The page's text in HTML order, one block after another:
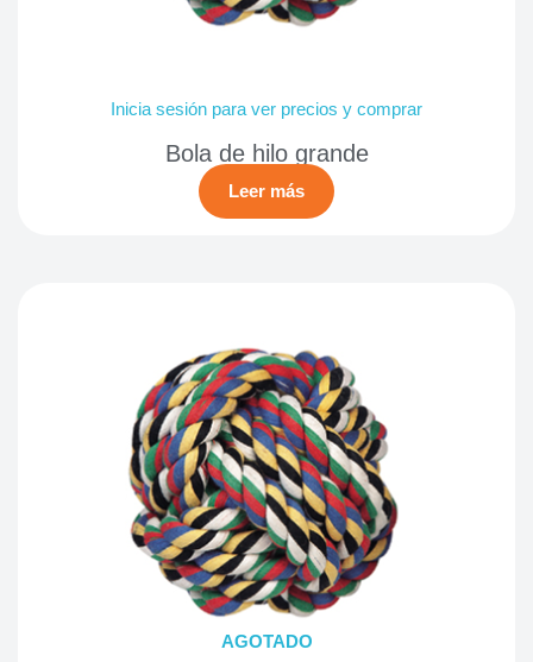
Inicia sesión para ver precios y comprar
Bola de hilo grande
Leer más
AGOTADO